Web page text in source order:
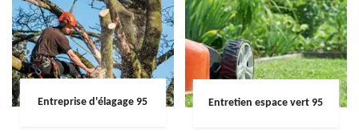
Entreprise d'élagage 95 Entretien espace vert 95